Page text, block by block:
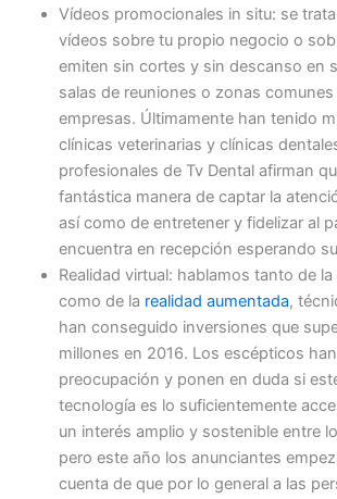
Vídeos promocionales in situ: se
vídeos sobre tu propio negocio o
emiten sin cortes y sin descanso en
salas de reuniones o zonas
empresas. Últimamente han tenido
clínicas veterinarias y clínicas
profesionales de Tv Dental afirman
fantástica manera de captar la
así como de entretener y fidelizar al
encuentra en recepción esperando
Realidad virtual: hablamos tanto de
como de la realidad aumentada,
han conseguido inversiones que
millones en 2016. Los escépticos
preocupación y ponen en duda si
tecnología es lo suficientemente
un interés amplio y sostenible entre
pero este año los anunciantes
cuenta de que por lo general a las